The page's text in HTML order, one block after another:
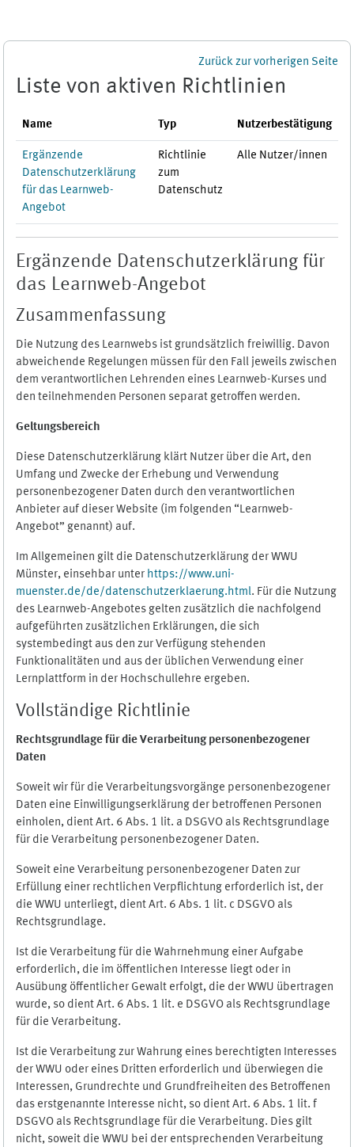
Zurück zur vorherigen Seite
Liste von aktiven Richtlinien
Name Typ Nutzerbestätigung
Ergänzende
Datenschutzerklärung
für das Learnweb-
Angebot
Richtlinie
zum
Datenschutz
Alle Nutzer/innen
Ergänzende Datenschutzerklärung für
das Learnweb-Angebot
Zusammenfassung
Die Nutzung des Learnwebs ist grundsätzlich freiwillig. Davon
abweichende Regelungen müssen für den Fall jeweils zwischen
dem verantwortlichen Lehrenden eines Learnweb-Kurses und
den teilnehmenden Personen separat getroffen werden.
Geltungsbereich
Diese Datenschutzerklärung klärt Nutzer über die Art, den
Umfang und Zwecke der Erhebung und Verwendung
personenbezogener Daten durch den verantwortlichen
Anbieter auf dieser Website (im folgenden “Learnweb-
Angebot” genannt) auf.
Im Allgemeinen gilt die Datenschutzerklärung der WWU
Münster, einsehbar unter https://www.uni-
muenster.de/de/datenschutzerklaerung.html. Für die Nutzung
des Learnweb-Angebotes gelten zusätzlich die nachfolgend
aufgeführten zusätzlichen Erklärungen, die sich
systembedingt aus den zur Verfügung stehenden
Funktionalitäten und aus der üblichen Verwendung einer
Lernplattform in der Hochschullehre ergeben.
Vollständige Richtlinie
Rechtsgrundlage für die Verarbeitung personenbezogener
Daten
Soweit wir für die Verarbeitungsvorgänge personenbezogener
Daten eine Einwilligungserklärung der betroffenen Personen
einholen, dient Art. 6 Abs. 1 lit. a DSGVO als Rechtsgrundlage
für die Verarbeitung personenbezogener Daten.
Soweit eine Verarbeitung personenbezogener Daten zur
Erfüllung einer rechtlichen Verpflichtung erforderlich ist, der
die WWU unterliegt, dient Art. 6 Abs. 1 lit. c DSGVO als
Rechtsgrundlage.
Ist die Verarbeitung für die Wahrnehmung einer Aufgabe
erforderlich, die im öffentlichen Interesse liegt oder in
Ausübung öffentlicher Gewalt erfolgt, die der WWU übertragen
wurde, so dient Art. 6 Abs. 1 lit. e DSGVO als Rechtsgrundlage
für die Verarbeitung.
Ist die Verarbeitung zur Wahrung eines berechtigten Interesses
der WWU oder eines Dritten erforderlich und überwiegen die
Interessen, Grundrechte und Grundfreiheiten des Betroffenen
das erstgenannte Interesse nicht, so dient Art. 6 Abs. 1 lit. f
DSGVO als Rechtsgrundlage für die Verarbeitung. Dies gilt
nicht, soweit die WWU bei der entsprechenden Verarbeitung